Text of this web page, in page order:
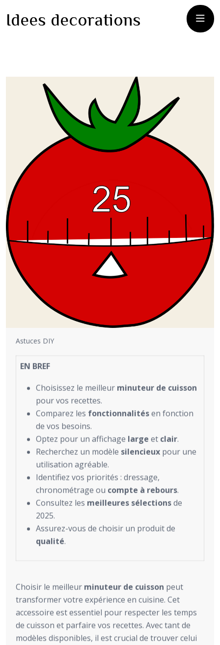
Idees decorations
Astuces DIY
EN BREF
Choisissez le meilleur minuteur de cuisson
pour vos recettes.
Comparez les fonctionnalitésen fonction
de vos besoins.
Optez pour un affichage large et clair.
Recherchez un modèle silencieux pour une
utilisation agréable.
Identifiez vos priorités : dressage,
chronométrage ou compte à rebours.
Consultez les meilleures sélectionsde
2025.
Assurez-vous de choisir un produit de
qualité.
Choisir le meilleur minuteur de cuisson peut
transformer votre expérience en cuisine. Cet
accessoire est essentiel pour respecter les temps
de cuisson et parfaire vos recettes. Avec tant de
modèles disponibles, il est crucial de trouver celui